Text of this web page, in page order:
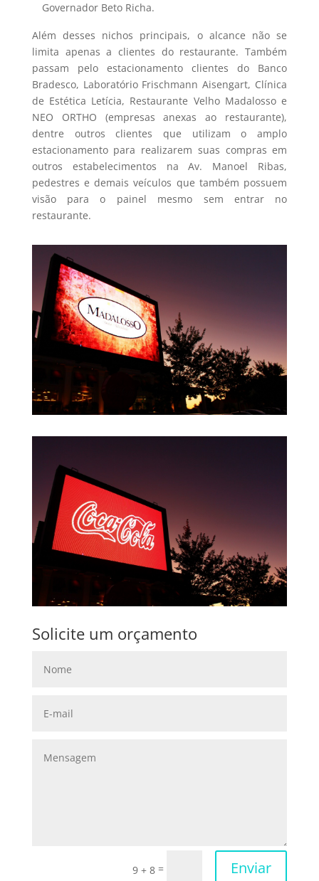
Governador Beto Richa.
Além desses nichos principais, o alcance não se
limita apenas a clientes do restaurante. Também
passam pelo estacionamento clientes do Banco
Bradesco, Laboratório Frischmann Aisengart, Clínica
de Estética Letícia, Restaurante Velho Madalosso e
NEO ORTHO (empresas anexas ao restaurante),
dentre outros clientes que utilizam o amplo
estacionamento para realizarem suas compras em
outros estabelecimentos na Av. Manoel Ribas,
pedestres e demais veículos que também possuem
visão para o painel mesmo sem entrar no
restaurante.
Solicite um orçamento
9 + 8 = Enviar